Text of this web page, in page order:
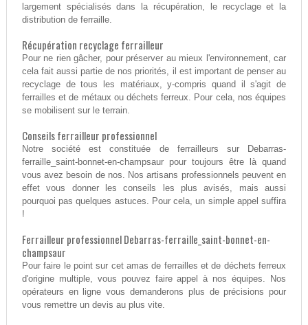
largement spécialisés dans la récupération, le recyclage et la
distribution de ferraille.
Récupération recyclage ferrailleur
Pour ne rien gâcher, pour préserver au mieux l'environnement, car
cela fait aussi partie de nos priorités, il est important de penser au
recyclage de tous les matériaux, y-compris quand il s'agit de
ferrailles et de métaux ou déchets ferreux. Pour cela, nos équipes
se mobilisent sur le terrain.
Conseils ferrailleur professionnel
Notre société est constituée de ferrailleurs sur Debarras-
ferraille_saint-bonnet-en-champsaur pour toujours être là quand
vous avez besoin de nos. Nos artisans professionnels peuvent en
effet vous donner les conseils les plus avisés, mais aussi
pourquoi pas quelques astuces. Pour cela, un simple appel suffira
!
Ferrailleur professionnel Debarras-ferraille_saint-bonnet-en-
champsaur
Pour faire le point sur cet amas de ferrailles et de déchets ferreux
d'origine multiple, vous pouvez faire appel à nos équipes. Nos
opérateurs en ligne vous demanderons plus de précisions pour
vous remettre un devis au plus vite.